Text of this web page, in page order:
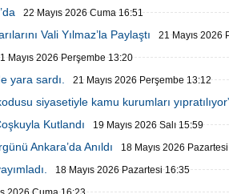
22 Mayıs 2026 Cuma 16:51
Vali Yılmaz’la Paylaştı 21 Mayıs 2026
Mayıs 2026 Perşembe 13:20
yara sardı. 21 Mayıs 2026 Perşembe 13:12
siyasetiyle kamu kurumları
Kutlandı 19 Mayıs 2026 Salı 15:59
Ankara’da Anıldı 18 Mayıs 2026
18 Mayıs 2026 Pazartesi 16:35